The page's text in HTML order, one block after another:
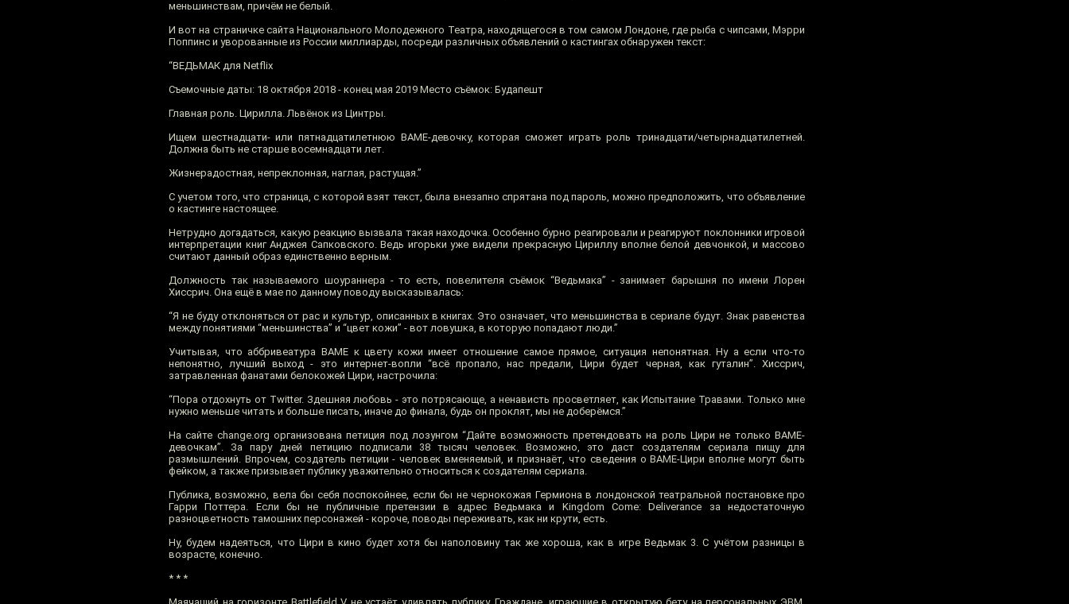
меньшинствам, причём не белый.
И вот на страничке сайта Национального Молодежного Театра, находящегося в том самом Лондоне, где рыба с чипсами, Мэрри
Поппинс и уворованные из России миллиарды, посреди различных объявлений о кастингах обнаружен текст:
“ВЕДЬМАК для Netflix
Съемочные даты: 18 октября 2018 - конец мая 2019 Место съёмок: Будапешт
Главная роль. Цирилла. Львёнок из Цинтры.
Ищем шестнадцати- или пятнадцатилетнюю BAME-девочку, которая сможет играть роль тринадцати/четырнадцатилетней.
Должна быть не старше восемнадцати лет.
Жизнерадостная, непреклонная, наглая, растущая.”
С учетом того, что страница, с которой взят текст, была внезапно спрятана под пароль, можно предположить, что объявление
о кастинге настоящее.
Нетрудно догадаться, какую реакцию вызвала такая находочка. Особенно бурно реагировали и реагируют поклонники игровой
интерпретации книг Анджея Сапковского. Ведь игорьки уже видели прекрасную Цириллу вполне белой девчонкой, и массово
считают данный образ единственно верным.
Должность так называемого шоураннера - то есть, повелителя съёмок “Ведьмака” - занимает барышня по имени Лорен
Хиссрич. Она ещё в мае по данному поводу высказывалась:
“Я не буду отклоняться от рас и культур, описанных в книгах. Это означает, что меньшинства в сериале будут. Знак равенства
между понятиями “меньшинства” и “цвет кожи” - вот ловушка, в которую попадают люди.”
Учитывая, что аббривеатура BAME к цвету кожи имеет отношение самое прямое, ситуация непонятная. Ну а если что-то
непонятно, лучший выход - это интернет-вопли “всё пропало, нас предали, Цири будет черная, как гуталин”. Хиссрич,
затравленная фанатами белокожей Цири, настрочила:
“Пора отдохнуть от Twitter. Здешняя любовь - это потрясающе, а ненависть просветляет, как Испытание Травами. Только мне
нужно меньше читать и больше писать, иначе до финала, будь он проклят, мы не доберёмся.”
На сайте change.org организована петиция под лозунгом “Дайте возможность претендовать на роль Цири не только BAME-
девочкам”. За пару дней петицию подписали 38 тысяч человек. Возможно, это даст создателям сериала пищу для
размышлений. Впрочем, создатель петиции - человек вменяемый, и признаёт, что сведения о BAME-Цири вполне могут быть
фейком, а также призывает публику уважительно относиться к создателям сериала.
Публика, возможно, вела бы себя поспокойнее, если бы не чернокожая Гермиона в лондонской театральной постановке про
Гарри Поттера. Если бы не публичные претензии в адрес Ведьмака и Kingdom Come: Deliverance за недостаточную
разноцветность тамошних персонажей - короче, поводы переживать, как ни крути, есть.
Ну, будем надеяться, что Цири в кино будет хотя бы наполовину так же хороша, как в игре Ведьмак 3. С учётом разницы в
возрасте, конечно.
* * *